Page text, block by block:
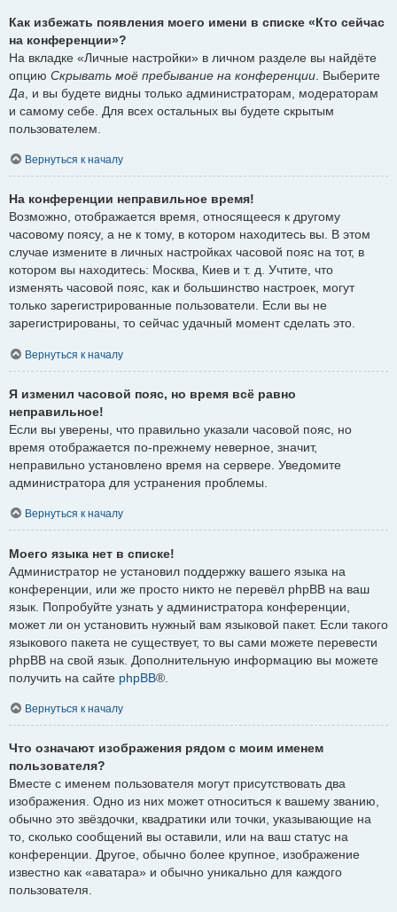
Как избежать появления моего имени в списке «Кто сейчас
на конференции»?
На вкладке «Личные настройки» в личном разделе вы найдёте
опцию Скрывать моё пребывание на конференции . Выберите
Да , и вы будете видны только администраторам, модераторам
и самому себе. Для всех остальных вы будете скрытым
пользователем.
Вернуться к началу
На конференции неправильное время!
Возможно, отображается время, относящееся к другому
часовому поясу, а не к тому, в котором находитесь вы. В этом
случае измените в личных настройках часовой пояс на тот, в
котором вы находитесь: Москва, Киев и т. д. Учтите, что
изменять часовой пояс, как и большинство настроек, могут
только зарегистрированные пользователи. Если вы не
зарегистрированы, то сейчас удачный момент сделать это.
Вернуться к началу
Я изменил часовой пояс, но время всё равно
неправильное!
Если вы уверены, что правильно указали часовой пояс, но
время отображается по-прежнему неверное, значит,
неправильно установлено время на сервере. Уведомите
администратора для устранения проблемы.
Вернуться к началу
Моего языка нет в списке!
Администратор не установил поддержку вашего языка на
конференции, или же просто никто не перевёл phpBB на ваш
язык. Попробуйте узнать у администратора конференции,
может ли он установить нужный вам языковой пакет. Если такого
языкового пакета не существует, то вы сами можете перевести
phpBB на свой язык. Дополнительную информацию вы можете
получить на сайте phpBB®.
Вернуться к началу
Что означают изображения рядом с моим именем
пользователя?
Вместе с именем пользователя могут присутствовать два
изображения. Одно из них может относиться к вашему званию,
обычно это звёздочки, квадратики или точки, указывающие на
то, сколько сообщений вы оставили, или на ваш статус на
конференции. Другое, обычно более крупное, изображение
известно как «аватара» и обычно уникально для каждого
пользователя.